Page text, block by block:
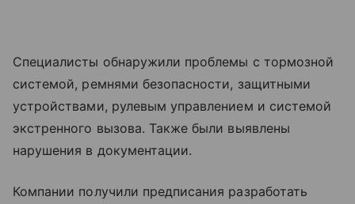
Специалисты обнаружили проблемы с тормозной
системой, ремнями безопасности, защитными
устройствами, рулевым управлением и системой
экстренного вызова. Также были выявлены
нарушения в документации.
Компании получили предписания разработать